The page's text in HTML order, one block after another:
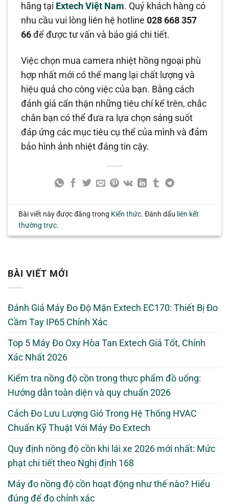
hãng tại Extech Việt Nam. Quý khách hàng có
nhu cầu vui lòng liên hệ hotline028 668 357
66 để được tư vấn và báo giá chi tiết.
Việc chọn mua camera nhiệt hồng ngoại phù
hợp nhất mới có thể mang lại chất lượng và
hiệu quả cho công việc của bạn. Bằng cách
đánh giá cẩn thận những tiêu chí kể trên, chắc
chắn bạn có thể đưa ra lựa chọn sáng suốt
đáp ứng các mục tiêu cụ thể của mình và đảm
bảo hình ảnh nhiệt đáng tin cậy.
Bài viết này được đăng trong Kiến thức. Đánh dấu liên kết
thường trực.
BÀI VIẾT MỚI
Đánh Giá Máy Đo Độ Mặn Extech EC170: Thiết Bị Đo
Cầm Tay IP65 Chính Xác
Top 5 Máy Đo Oxy Hòa Tan Extech Giá Tốt, Chính
Xác Nhất 2026
Kiểm tra nồng độ cồn trong thực phẩm đồ uống:
Hướng dẫn toàn diện và quy chuẩn 2026
Cách Đo Lưu Lượng Gió Trong Hệ Thống HVAC
Chuẩn Kỹ Thuật Với Máy Đo Extech
Quy định nồng độ cồn khi lái xe 2026 mới nhất: Mức
phạt chi tiết theo Nghị định 168
Máy đo nồng độ cồn hoạt động như thế nào? Hiểu
đúng để đo chính xác